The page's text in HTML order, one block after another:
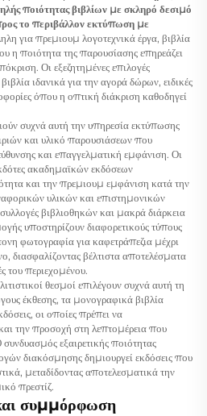
ποιότητας βιβλίων με σκληρό δεσιμό
το περιβάλλον εκτύπωση με
για πρεμιουμ λογοτεχνικά έργα, βιβλία
η ποιότητα της παρουσίασης επηρεάζει
Οι εξεζητημένες επιλογές
ιδανικά για την αγορά δώρων, ειδικές
όπου η οπτική διάκριση καθοδηγεί
συχνά αυτή την υπηρεσία εκτύπωσης
και υλικό παρουσιάσεων που
και επαγγελματική εμφάνιση. Οι
ακαδημαϊκών εκδόσεων
και την πρεμιουμ εμφάνιση κατά την
υλικών και επιστημονικών
βιβλιοθηκών και μακρά διάρκεια
υποστηρίζουν διαφορετικούς τύπους
φωτογραφία για καφετράπεζια μέχρι
διασφαλίζοντας βέλτιστα αποτελέσματα
του περιεχομένου.
θεσμοί επιλέγουν συχνά αυτή τη
έκθεσης, τα μονογραφικά βιβλία
οι οποίες πρέπει να
την προσοχή στη λεπτομέρεια που
συνδυασμός εξαιρετικής ποιότητας
διακόσμησης δημιουργεί εκδόσεις που
μεταδίδοντας αποτελεσματικά την
πρεστίζ.
συμμόρφωση